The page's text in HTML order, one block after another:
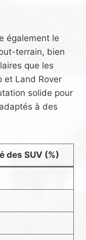
également le
terrain, bien
que les
et Land Rover
solide pour
à des
des SUV (%)